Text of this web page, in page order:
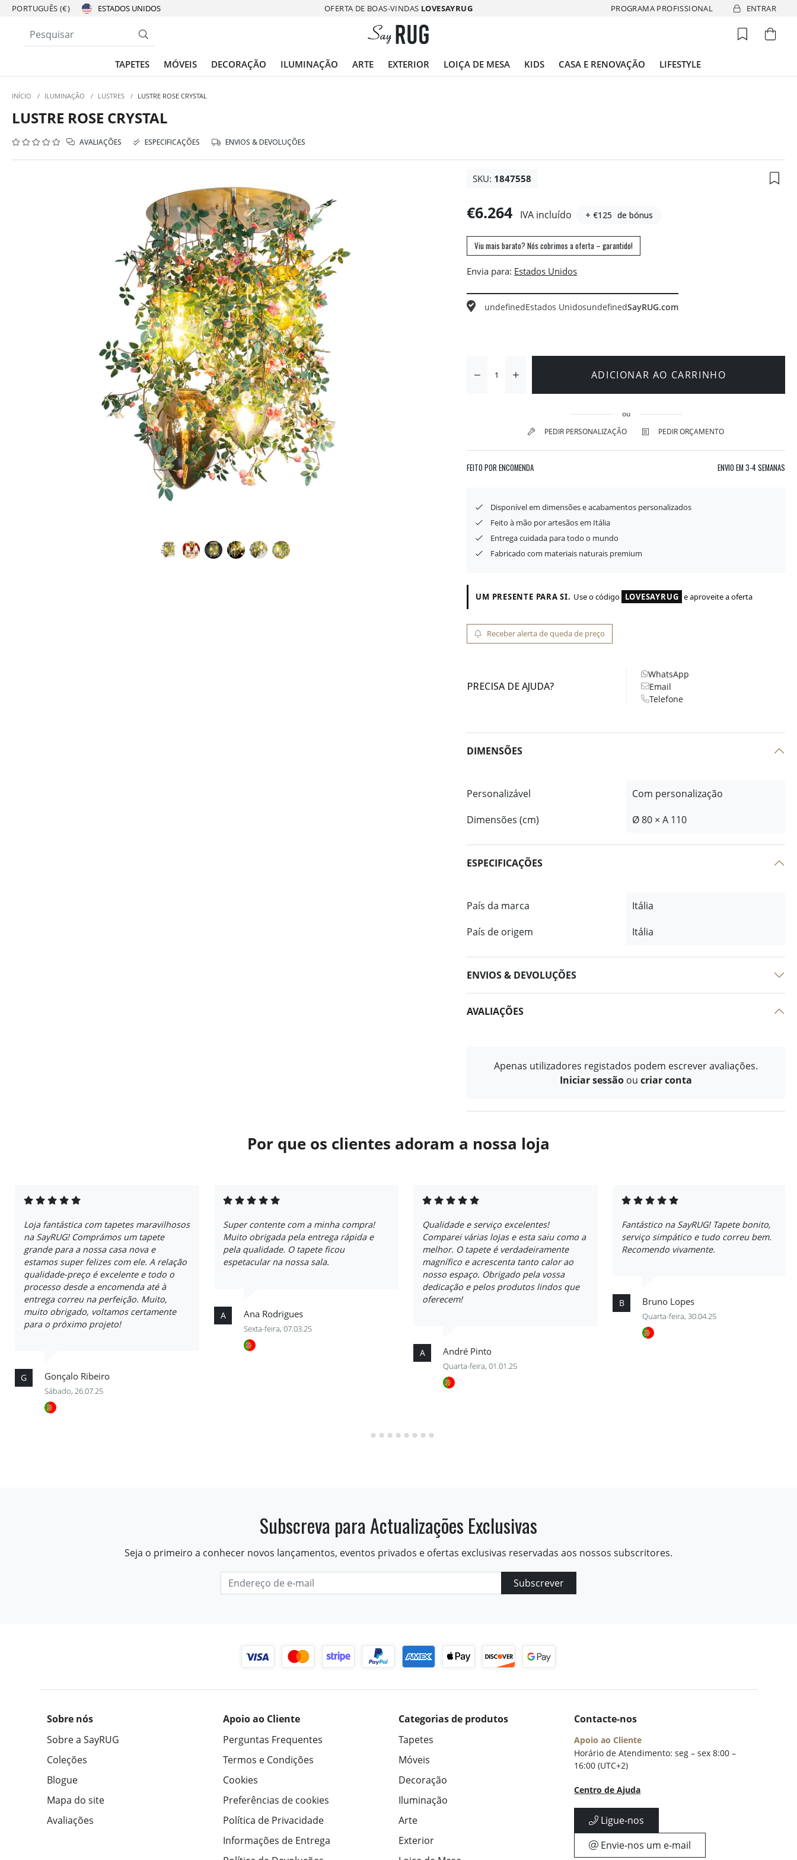
PORTUGUÊS (€) OFERTA DE BOAS-VINDAS LOVESAYRUG PROGRAMA PROFISSIONAL ENTRAR
TAPETES MÓVEIS DECORAÇÃO ILUMINAÇÃO ARTE EXTERIOR LOIÇA DE MESA KIDS CASA E RENOVAÇÃO LIFESTYLE
INÍCIO / ILUMINAÇÃO / LUSTRES / LUSTRE ROSE CRYSTAL
LUSTRE ROSE CRYSTAL
AVALIAÇÕES ESPECIFICAÇÕES ENVIOS & DEVOLUÇÕES
SKU: 1847558
€6.264 IVA incluído + €125 de bónus
Viu mais barato? Nós cobrimos a oferta – garantido!
Envia para:
undefinedEstados UnidosundefinedSayRUG.com
ADICIONAR AO CARRINHO
ou
PEDIR PERSONALIZAÇÃO
PEDIR ORÇAMENTO
FEITO POR ENCOMENDA ENVIO EM 3-4 SEMANAS
Disponível em dimensões e acabamentos personalizados
Feito à mão por artesãos em Itália
Entrega cuidada para todo o mundo
Fabricado com materiais naturais premium
UM PRESENTE PARA SI. Use o código LOVESAYRUG e aproveite a oferta
Receber alerta de queda de preço
PRECISA DE AJUDA?
WhatsApp
Email
Telefone
DIMENSÕES
Personalizável
Com personalização
Dimensões (cm)
Ø 80 × A 110
ESPECIFICAÇÕES
País da marca
Itália
País de origem
Itália
ENVIOS & DEVOLUÇÕES
AVALIAÇÕES
Apenas utilizadores registados podem escrever avaliações.
Iniciar sessão ou criar conta
Por que os clientes adoram a nossa loja
Loja fantástica com tapetes maravilhosos
na SayRUG! Comprámos um tapete
grande para a nossa casa nova e
estamos super felizes com ele. A relação
qualidade-preço é excelente e todo o
processo desde a encomenda até à
entrega correu na perfeição. Muito,
muito obrigado, voltamos certamente
para o próximo projeto!
G Gonçalo Ribeiro
Sábado, 26.07.25
Super contente com a minha compra!
Muito obrigada pela entrega rápida e
pela qualidade. O tapete ficou
espetacular na nossa sala.
A Ana Rodrigues
Sexta-feira, 07.03.25
Qualidade e serviço excelentes!
Comparei várias lojas e esta saiu como a
melhor. O tapete é verdadeiramente
magnífico e acrescenta tanto calor ao
nosso espaço. Obrigado pela vossa
dedicação e pelos produtos lindos que
oferecem!
A André Pinto
Quarta-feira, 01.01.25
Fantástico na SayRUG! Tapete bonito,
serviço simpático e tudo correu bem.
Recomendo vivamente.
B Bruno Lopes
Quarta-feira, 30.04.25
Subscreva para Actualizações Exclusivas
Seja o primeiro a conhecer novos lançamentos, eventos privados e ofertas exclusivas reservadas aos nossos subscritores.
Subscrever
Sobre nós
Sobre a SayRUG
Coleções
Blogue
Mapa do site
Avaliações
Apoio ao Cliente
Perguntas Frequentes
Termos e Condições
Cookies
Preferências de cookies
Política de Privacidade
Informações de Entrega
Categorias de produtos
Tapetes
Móveis
Decoração
Iluminação
Arte
Exterior
Contacte-nos
Apoio ao Cliente
Horário de Atendimento: seg – sex 8:00 –
16:00 (UTC+2)
Centro de Ajuda
Ligue-nos
Envie-nos um e-mail